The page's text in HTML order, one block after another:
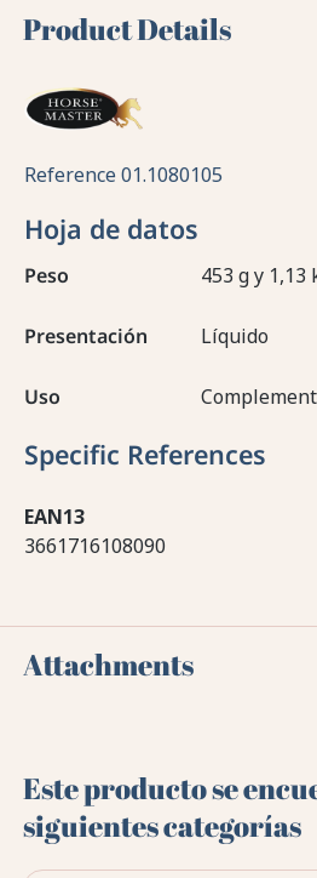
Product Details
Reference01.1080105
Hoja de datos
Peso 453 g y 1,13
Presentación Líquido
Uso
Specific References
EAN13
3661716108090
Attachments
Este producto se
siguientes categorías